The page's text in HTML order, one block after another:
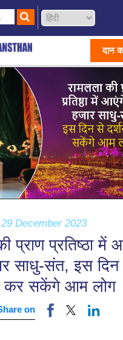
दान
29 December 2023
प्राण प्रतिष्ठा में
साधु-संत, इस
कर सकेंगे आम लोग
on